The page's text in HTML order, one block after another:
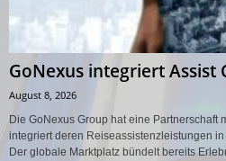
GoNexus integriert Assist
August 8, 2026
Die GoNexus Group hat eine Partnerschaft
integriert deren Reiseassistenzleistungen
Der globale Marktplatz bündelt bereits